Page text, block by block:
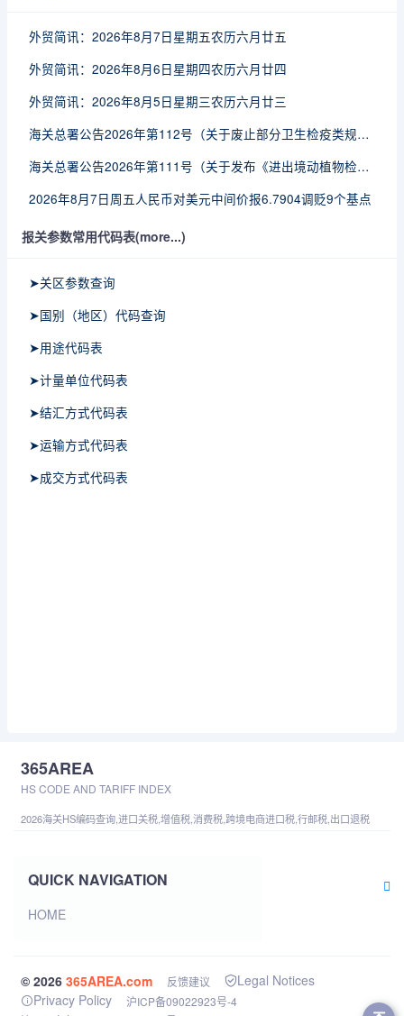
外贸简讯：2026年8月7日星期五农历六月廿五
外贸简讯：2026年8月6日星期四农历六月廿四
外贸简讯：2026年8月5日星期三农历六月廿三
海关总署公告2026年第112号（关于废止部分卫生检疫类规范性文件的公告）
海关总署公告2026年第111号（关于发布《进出境动植物检疫处理监督管理工作规定》《进出境卫生处理监督管理工作规定》的公告）
2026年8月7日周五人民币对美元中间价报6.7904调贬9个基点
报关参数常用代码表(more...)
➤关区参数查询
➤国别（地区）代码查询
➤用途代码表
➤计量单位代码表
➤结汇方式代码表
➤运输方式代码表
➤成交方式代码表
365AREA
HS CODE AND TARIFF INDEX
2026海关HS编码查询,进口关税,增值税,消费税,跨境电商进口税,行邮税,出口退税
QUICK NAVIGATION
HOME
© 2026 365AREA.com 反馈建议
Legal Notices
Privacy Policy
沪ICP备09022923号-4